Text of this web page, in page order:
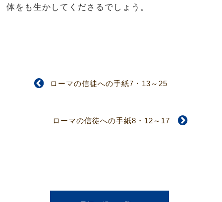
体をも生かしてくださるでしょう。
ローマの信徒への手紙7・13～25
ローマの信徒への手紙8・12～17